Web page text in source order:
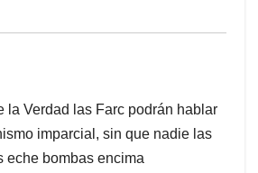
la Verdad las Farc podrán hablar
imparcial, sin que nadie las
eche bombas encima